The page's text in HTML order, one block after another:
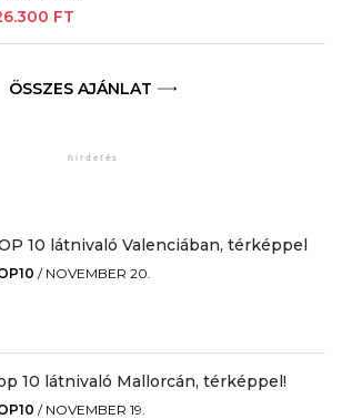
FT
ÖSSZES AJÁNLAT
10 látnivaló Valenciában, térképpel
/ NOVEMBER 20.
10 látnivaló Mallorcán, térképpel!
/ NOVEMBER 19.